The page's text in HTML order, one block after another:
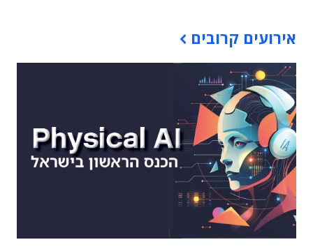
אירועים קרובים